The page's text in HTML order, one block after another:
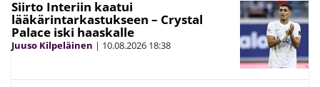
Siirto Interiin kaatui
lääkärintarkastukseen – Crystal
Palace iski haaskalle
Juuso Kilpeläinen | 10.08.2026 18:38